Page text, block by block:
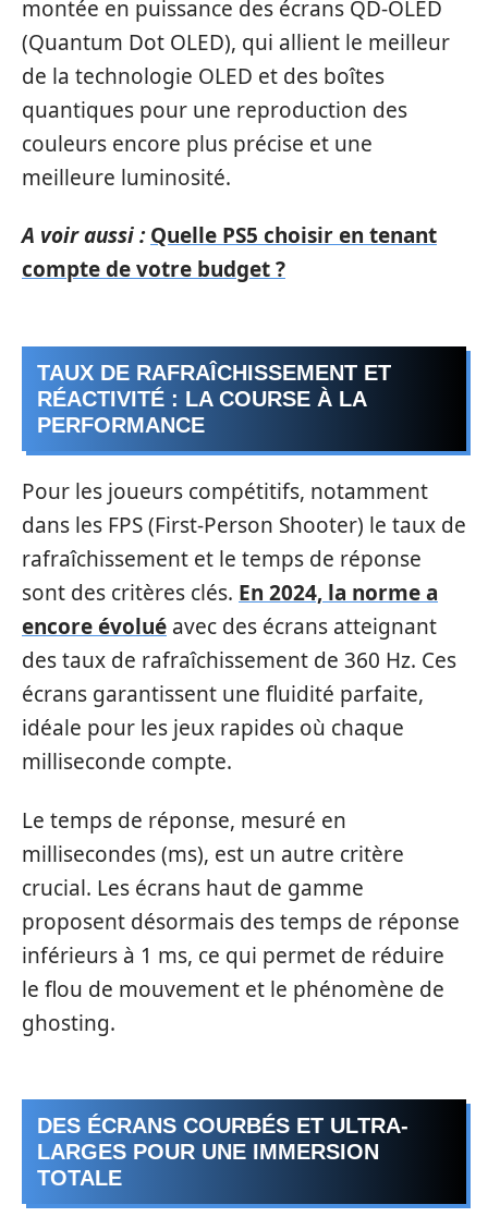
montée en puissance des écrans QD-OLED
(Quantum Dot OLED), qui allient le meilleur
de la technologie OLED et des boîtes
quantiques pour une reproduction des
couleurs encore plus précise et une
meilleure luminosité.
A voir aussi : Quelle PS5 choisir en tenant
compte de votre budget ?
TAUX DE RAFRAÎCHISSEMENT ET
RÉACTIVITÉ : LA COURSE À LA
PERFORMANCE
Pour les joueurs compétitifs, notamment
dans les FPS (First-Person Shooter) le taux de
rafraîchissement et le temps de réponse
sont des critères clés. En 2024, la norme a
encore évolué avec des écrans atteignant
des taux de rafraîchissement de 360 Hz. Ces
écrans garantissent une fluidité parfaite,
idéale pour les jeux rapides où chaque
milliseconde compte.
Le temps de réponse, mesuré en
millisecondes (ms), est un autre critère
crucial. Les écrans haut de gamme
proposent désormais des temps de réponse
inférieurs à 1 ms, ce qui permet de réduire
le flou de mouvement et le phénomène de
ghosting.
DES ÉCRANS COURBÉS ET ULTRA-
LARGES POUR UNE IMMERSION
TOTALE